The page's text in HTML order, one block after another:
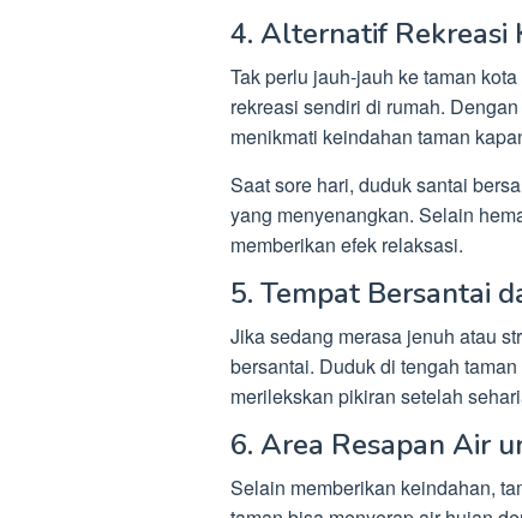
4. Alternatif Rekreasi
Tak perlu jauh-jauh ke taman
rekreasi sendiri di rumah.
menikmati keindahan taman
Saat sore hari, duduk santai
yang menyenangkan. Selain
memberikan efek relaksasi.
5. Tempat Bersantai
Jika sedang merasa jenuh atau
bersantai. Duduk di tengah
merilekskan pikiran setelah
6. Area Resapan Air
Selain memberikan keindahan,